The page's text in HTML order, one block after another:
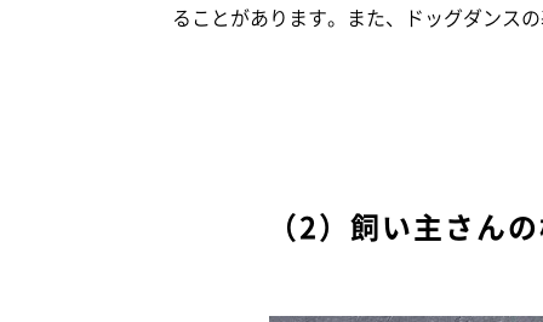
ることがあります。また、ドッグダンス
（2）飼い主さん